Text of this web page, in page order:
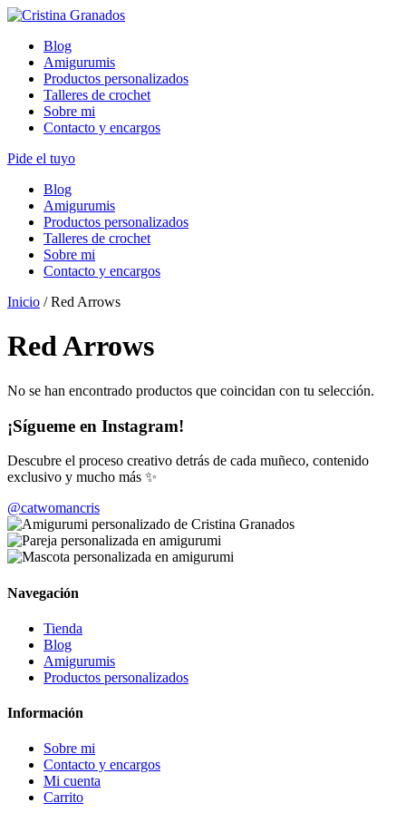
Skip
contentBlog
Amigurumis
Productos personalizados
Talleres de crochet
Sobre mi
Contacto y encargos
Pide el tuyo
Blog
Amigurumis
Productos personalizados
Talleres de crochet
Sobre mi
Contacto y encargos
Inicio / Red Arrows
Red Arrows
No se han encontrado productos que coincidan con tu selección.
¡Sígueme en Instagram!
Descubre el proceso creativo detrás de cada muñeco, contenido
exclusivo y mucho más ✨
@catwomancris
Navegación
Tienda
Blog
Amigurumis
Productos personalizados
Información
Sobre mi
Contacto y encargos
Mi cuenta
Carrito